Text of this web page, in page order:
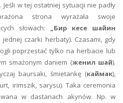
w tej ostatniej sytuacji nie padły
strona wyrażała swoje
słowach: „Бир кесе шайин
jednej czarki herbaty). Czasami, gdy
poprzestać tylko na herbacie lub
smażonym daniem (женил шай).
baursaki, śmietankę (каймак),
irimszik, sarysu). Taka ceremonia
w dastanach akynów. Np. w